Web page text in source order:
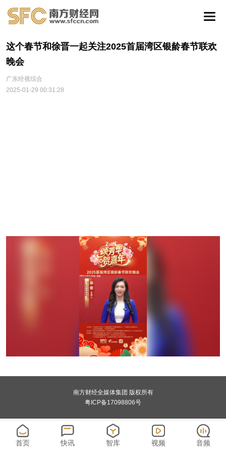
这个春节和徐晋一起关注2025首届湾区银龄春节联欢
晚会
广东经视综合
2025-01-29 00:31:28
南方财经全媒体集团 版权所有
粤ICP备17098806号
首页 快讯 智库 视频 音频